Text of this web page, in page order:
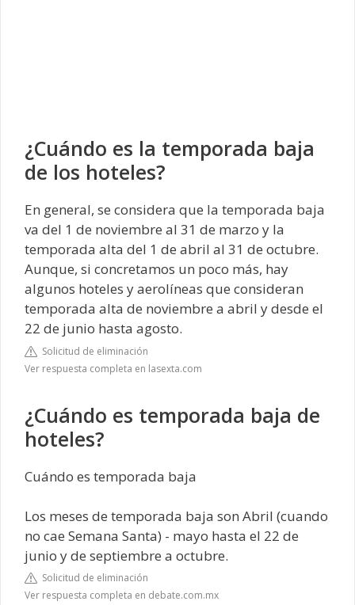
¿Cuándo es la temporada baja
de los hoteles?
En general, se considera que la temporada baja
va del 1 de noviembre al 31 de marzo y la
temporada alta del 1 de abril al 31 de octubre.
Aunque, si concretamos un poco más, hay
algunos hoteles y aerolíneas que consideran
temporada alta de noviembre a abril y desde el
22 de junio hasta agosto.
Solicitud de eliminación
Ver respuesta completa en lasexta.com
¿Cuándo es temporada baja de
hoteles?
Cuándo es temporada baja
Los meses de temporada baja son Abril (cuando
no cae Semana Santa) - mayo hasta el 22 de
junio y de septiembre a octubre.
Solicitud de eliminación
Ver respuesta completa en debate.com.mx